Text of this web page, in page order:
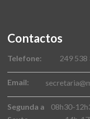
Contactos
Telefone: 249 538
Email:
Segunda a
08h30-